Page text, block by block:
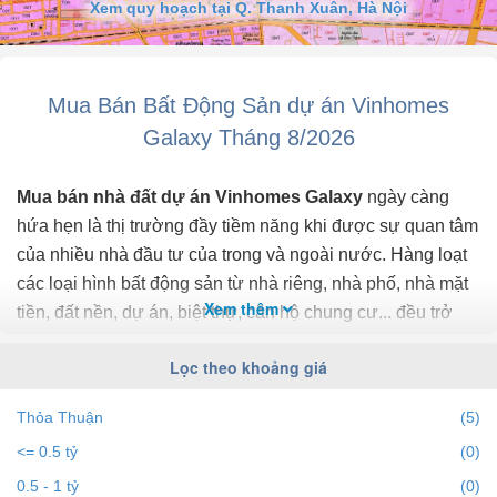
Xem quy hoạch tại Q. Thanh Xuân, Hà Nội
Mua Bán Bất Động Sản dự án Vinhomes
Galaxy Tháng 8/2026
Mua bán nhà đất dự án Vinhomes Galaxy ngày càng
hứa hẹn là thị trường đầy tiềm năng khi được sự quan tâm
của nhiều nhà đầu tư của trong và ngoài nước. Hàng loạt
các loại hình bất động sản từ nhà riêng, nhà phố, nhà mặt
tiền, đất nền, dự án, biệt thự, căn hộ chung cư... đều trở
Để cập nhật những
Vinhomes Galaxy
vào bds68.com.vn để theo dõi
Xem thêm
Lọc theo khoảng giá
Thỏa Thuận
(5)
<= 0.5 tỷ
(0)
0.5 - 1 tỷ
(0)